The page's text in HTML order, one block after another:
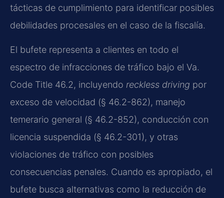
tácticas de cumplimiento para identificar posibles
debilidades procesales en el caso de la fiscalía.
El bufete representa a clientes en todo el
espectro de infracciones de tráfico bajo el Va.
Code Title 46.2, incluyendo reckless driving por
exceso de velocidad (§ 46.2-862), manejo
temerario general (§ 46.2-852), conducción con
licencia suspendida (§ 46.2-301), y otras
violaciones de tráfico con posibles
consecuencias penales. Cuando es apropiado, el
bufete busca alternativas como la reducción de